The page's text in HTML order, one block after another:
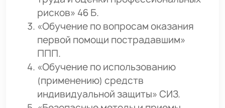
рисков» 46 Б.
«Обучение по вопросам оказания
первой помощи пострадавшим»
ППП.
«Обучение по использованию
(применению) средств
индивидуальной защиты» СИЗ.